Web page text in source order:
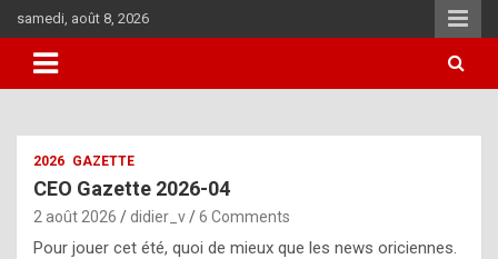
to
content
samedi, août 8, 2026
i
2026 GAZETTE
CEO Gazette 2026-04
2 août 2026 didier_v 6 Comments
Pour jouer cet été, quoi de mieux que les news oriciennes.